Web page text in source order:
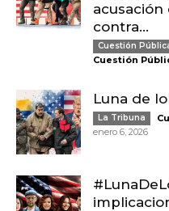
acusación
contra...
Cuestión
Cuestión
Luna de
La Tribuna
enero 6, 2026